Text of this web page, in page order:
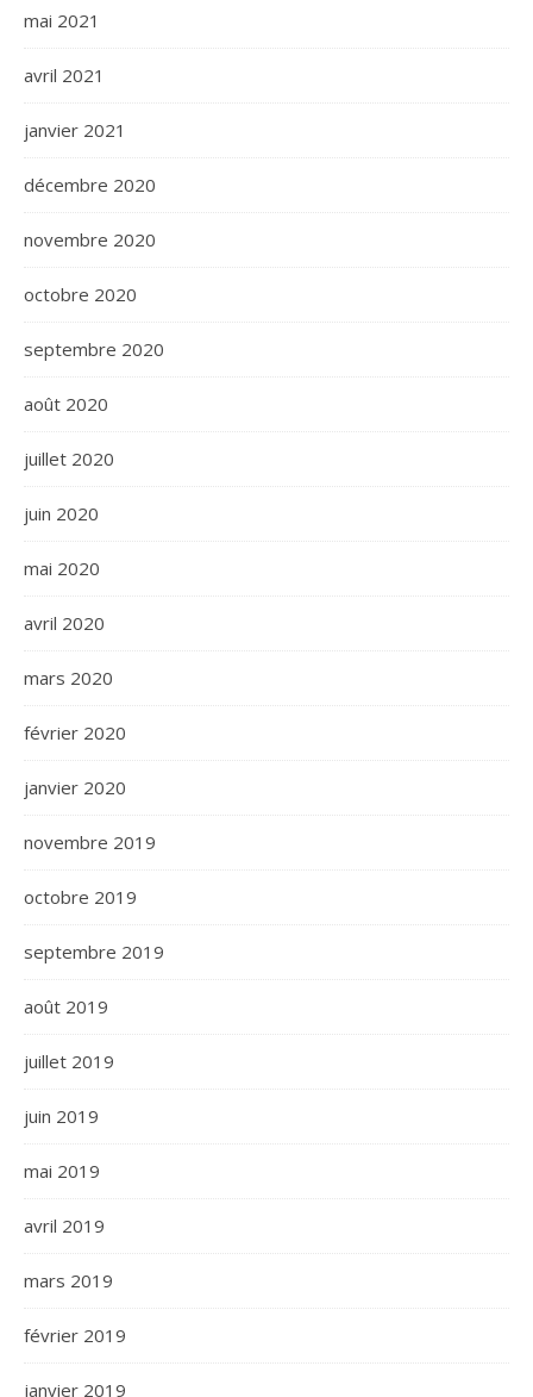
mai 2021
avril 2021
janvier 2021
décembre 2020
novembre 2020
octobre 2020
septembre 2020
août 2020
juillet 2020
juin 2020
mai 2020
avril 2020
mars 2020
février 2020
janvier 2020
novembre 2019
octobre 2019
septembre 2019
août 2019
juillet 2019
juin 2019
mai 2019
avril 2019
mars 2019
février 2019
janvier 2019